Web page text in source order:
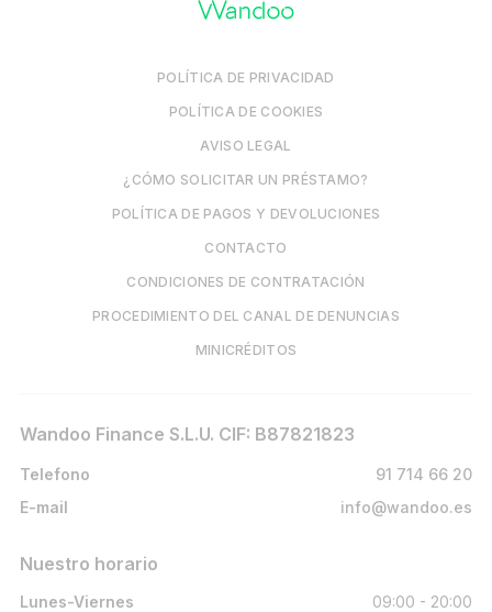
POLÍTICA DE PRIVACIDAD
POLÍTICA DE COOKIES
AVISO LEGAL
¿CÓMO SOLICITAR UN PRÉSTAMO?
POLÍTICA DE PAGOS Y DEVOLUCIONES
CONTACTO
CONDICIONES DE CONTRATACIÓN
PROCEDIMIENTO DEL CANAL DE DENUNCIAS
MINICRÉDITOS
Wandoo Finance S.L.U. CIF: B87821823
Telefono
91 714 66 20
E-mail
info@wandoo.es
Nuestro horario
Lunes-Viernes
09:00 - 20:00